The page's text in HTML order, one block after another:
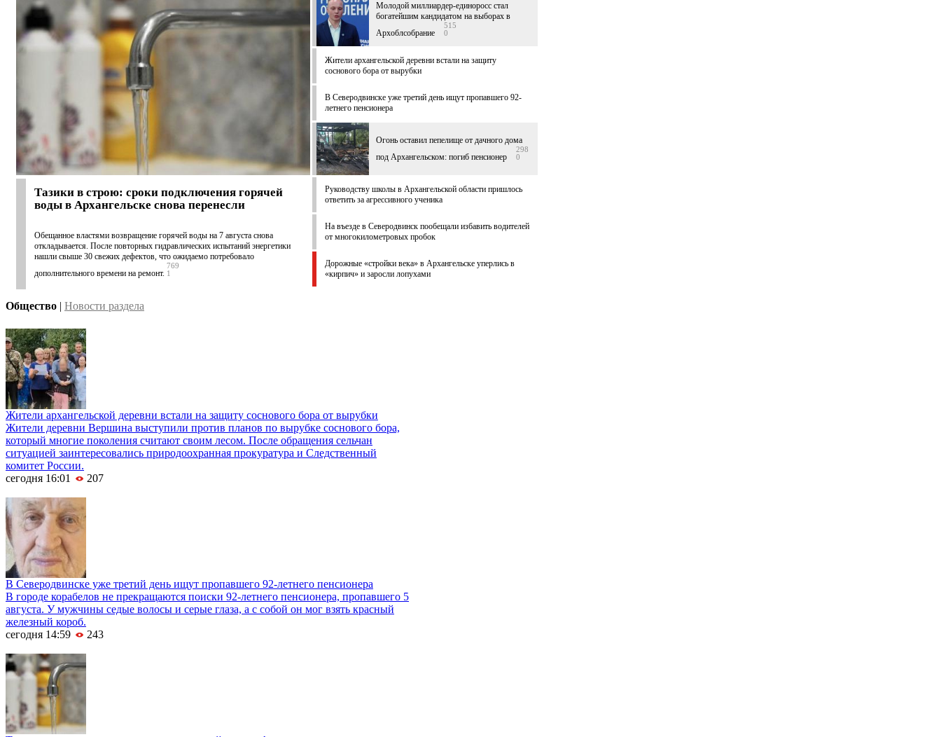
Тазики в строю: сроки подключения горячей
воды в Архангельске снова перенесли
Обещанное властями возвращение горячей воды на 7 августа снова
откладывается. После повторных гидравлических испытаний энергетики
нашли свыше 30 свежих дефектов, что ожидаемо потребовало
дополнительного времени на ремонт.
769
1
Молодой миллиардер-единоросс стал
богатейшим кандидатом на выборах в
Архоблсобрание
515
0
Жители архангельской деревни встали на защиту
соснового бора от вырубки
В Северодвинске уже третий день ищут пропавшего 92-
летнего пенсионера
Огонь оставил пепелище от дачного дома
под Архангельском: погиб пенсионер
298
0
Руководству школы в Архангельской области пришлось
ответить за агрессивного ученика
На въезде в Северодвинск пообещали избавить водителей
от многокилометровых пробок
Дорожные «стройки века» в Архангельске уперлись в
«кирпич» и заросли лопухами
Общество | Новости раздела
Жители архангельской деревни встали на защиту соснового бора от вырубки
Жители деревни Вершина выступили против планов по вырубке соснового бора,
который многие поколения считают своим лесом. После обращения сельчан
ситуацией заинтересовались природоохранная прокуратура и Следственный
комитет России.
сегодня 16:01
207
В Северодвинске уже третий день ищут пропавшего 92-летнего пенсионера
В городе корабелов не прекращаются поиски 92-летнего пенсионера, пропавшего 5
августа. У мужчины седые волосы и серые глаза, а с собой он мог взять красный
железный короб.
сегодня 14:59
243